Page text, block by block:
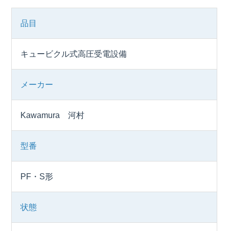
品目
キュービクル式高圧受電設備
メーカー
Kawamura 河村
型番
PF・S形
状態